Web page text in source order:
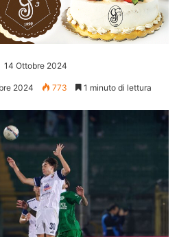
14 Ottobre 2024
2024 773 1 minuto di lettura